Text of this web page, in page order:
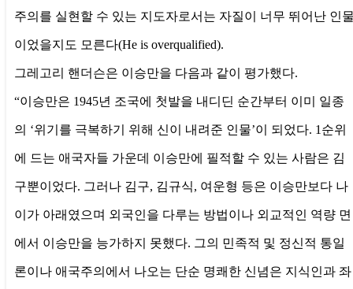
주의를 실현할 수 있는 지도자로서는 자질이 너무 뛰어난 인
이었을지도 모른다(He is overqualified).
그레고리 핸더슨은 이승만을 다음과 같이 평가했다.
“이승만은 1945년 조국에 첫발을 내디딘 순간부터 이미 일종
의 ‘위기를 극복하기 위해 신이 내려준 인물’이 되었다. 1순위
에 드는 애국자들 가운데 이승만에 필적할 수 있는 사람은 김
구뿐이었다. 그러나 김구, 김규식, 여운형 등은 이승만보다 나
이가 아래였으며 외국인을 다루는 방법이나 외교적인 역량 면
에서 이승만을 능가하지 못했다. 그의 민족적 및 정신적 통일
론이나 애국주의에서 나오는 단순 명쾌한 신념은 지식인과 좌